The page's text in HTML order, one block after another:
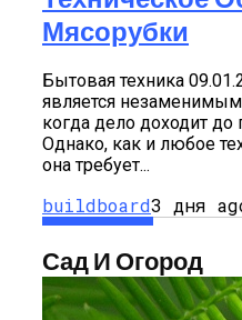
Мясорубки
Бытовая техника
является
когда дело доходит
Однако, как и любое
она требует...
buildboard3 дня
Сад И Огород